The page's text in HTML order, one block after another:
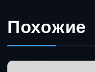
Похожие